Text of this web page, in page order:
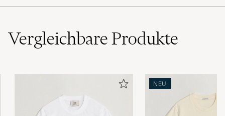
VergleichbareProdukte
NEU